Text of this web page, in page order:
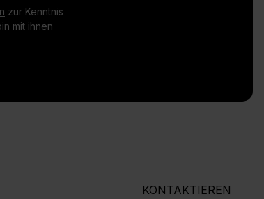
zur Kenntnis
mit ihnen
KONTAKTIEREN